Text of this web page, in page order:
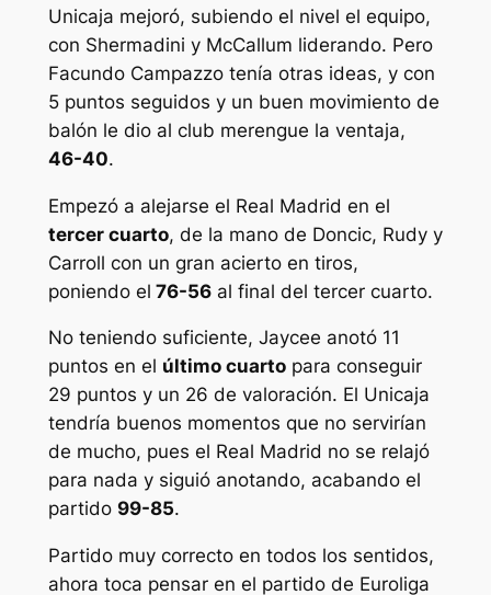
Unicaja mejoró, subiendo el nivel el equipo,
con Shermadini y McCallum liderando. Pero
Facundo Campazzo tenía otras ideas, y con
5 puntos seguidos y un buen movimiento de
balón le dio al club merengue la ventaja,
46-40.
Empezó a alejarse el Real Madrid en el
tercer cuarto, de la mano de Doncic, Rudy y
Carroll con un gran acierto en tiros,
poniendo el 76-56al final del tercer cuarto.
No teniendo suficiente, Jaycee anotó 11
puntos en el último cuartopara conseguir
29 puntos y un 26 de valoración. El Unicaja
tendría buenos momentos que no servirían
de mucho, pues el Real Madrid no se relajó
para nada y siguió anotando, acabando el
partido 99-85.
Partido muy correcto en todos los sentidos,
ahora toca pensar en el partido de Euroliga